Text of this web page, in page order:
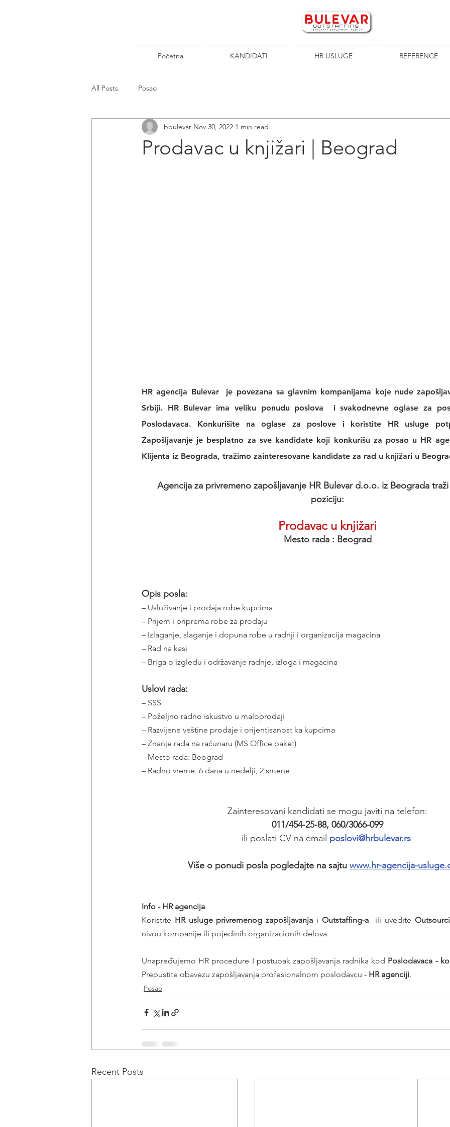
Početna KANDIDATI HR USLUGE REFERENCE
All Posts Posao
Prodavac u knjižari | Beograd
bbulevar Nov 30, 2022 1 min read
HR agencija Bulevar
je povezana sa glavnim kompanijama koje nude
Srbiji. HR Bulevar ima veliku ponudu poslova
  i svakodnevne
oglase za
Poslodavaca. Konkurišite na oglase za poslove i koristite HR usluge
Zapošljavanje je besplatno za sve kandidate koji konkurišu za posao u HR
Klijenta iz Beograda, tražimo zainteresovane kandidate za rad u knjižari u
Agencija za privremeno zapošljavanje HR Bulevar d.o.o. iz Beograda
poziciju:
Prodavac u knjižari
Mesto rada : Beograd
Opis posla:
– Usluživanje i prodaja robe kupcima
– Prijem i priprema robe za prodaju
– Izlaganje, slaganje i dopuna robe u radnji i organizacija magacina
– Rad na kasi
– Briga o izgledu i održavanje radnje, izloga i magacina
Uslovi rada:
– SSS
– Poželjno radno iskustvo u maloprodaji
– Razvijene veštine prodaje i orijentisanost ka kupcima
– Znanje rada na računaru (MS Office paket)
– Mesto rada: Beograd
– Radno vreme: 6 dana u nedelji, 2 smene
Zainteresovani kandidati se mogu javiti na telefon:
011/454-25-88, 060/3066-099
ili poslati CV na email poslovi@hrbulevar.rs
Više o ponudi posla pogledajte na sajtu www.hr-agencija-
Info - HR agencija
Koristite HR usluge privremenog zapošljavanja i Outstaffing-a
  ili uvedite
nivou kompanije ili pojedinih organizacionih delova.
Unapređujemo HR procedure I postupak zapošljavanja radnika kod
Prepustite obavezu zapošljavanja profesionalnom poslodavcu - HR agenciji.
Posao
Recent Posts